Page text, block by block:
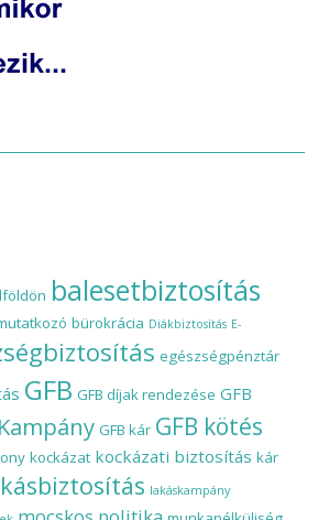
balesetbiztosítás
bürokrácia Diákbiztosítás E-
egészségpénztár
GFB GFB díjak rendezése GFB
GFB kár GFB kötés
kockázat kockázati biztosítás kár
lakáskampány